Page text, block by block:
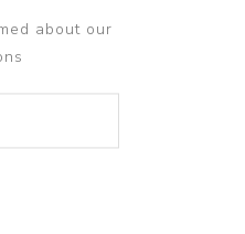
about our